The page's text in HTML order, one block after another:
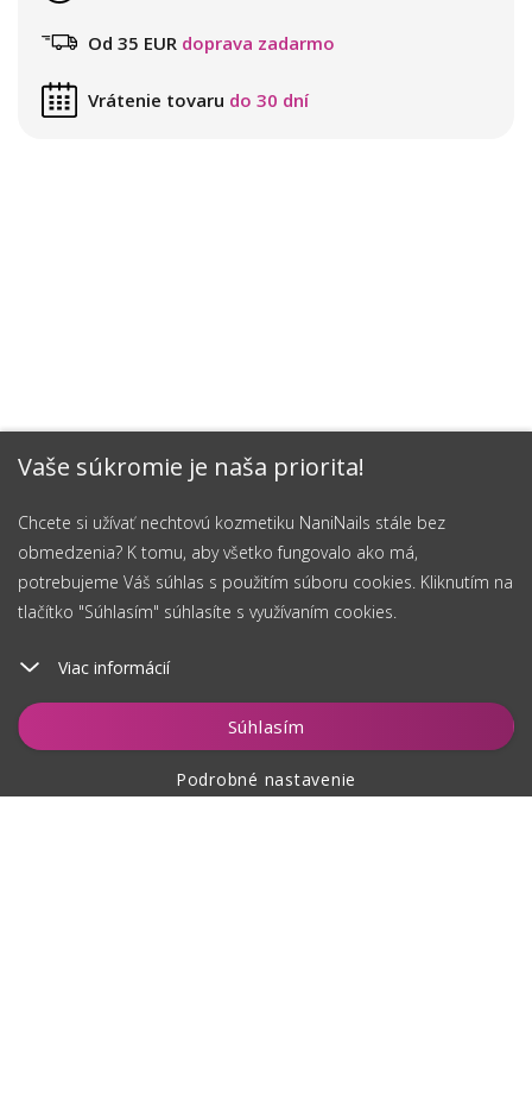
Vaše súkromie je naša priorita!
Chcete si užívať nechtovú kozmetiku NaniNails stále bez
obmedzenia? K tomu, aby všetko fungovalo ako má,
potrebujeme Váš súhlas s použitím súboru cookies. Kliknutím na
tlačítko "Súhlasím" súhlasíte s využívaním cookies.
Viac informácií
Súhlasím
Podrobné nastavenie
Hlídat
Od 35 EUR doprava zadarmo
Vrátenie tovaru do 30 dní